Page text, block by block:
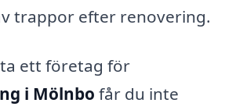
trappor efter renovering.
ett företag för
i Mölnbo får du inte